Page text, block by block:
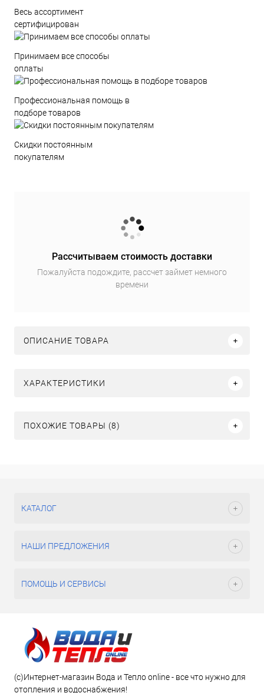
Весь ассортимент
сертифицирован
Принимаем все способы
оплаты
Профессиональная помощь в
подборе товаров
Скидки постоянным
покупателям
Рассчитываем стоимость доставки
Пожалуйста подождите, рассчет займет немного
времени
ОПИСАНИЕ ТОВАРА
ХАРАКТЕРИСТИКИ
ПОХОЖИЕ ТОВАРЫ (8)
КАТАЛОГ
НАШИ ПРЕДЛОЖЕНИЯ
ПОМОЩЬ И СЕРВИСЫ
(c)Интернет-магазин Вода и Тепло online - все что нужно для
отопления и водоснабжения!